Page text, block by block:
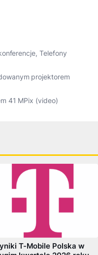
,Telefony
projektorem
41 MPix (video)
T-Mobile Polska w